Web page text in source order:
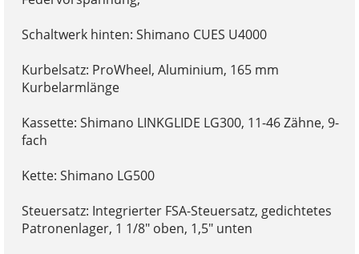
Schaltwerk hinten: Shimano CUES U4000
Kurbelsatz: ProWheel, Aluminium, 165 mm
Kurbelarmlänge
Kassette: Shimano LINKGLIDE LG300, 11-46 Zähne, 9-
fach
Kette: Shimano LG500
Steuersatz: Integrierter FSA-Steuersatz, gedichtetes
Patronenlager, 1 1/8" oben, 1,5" unten